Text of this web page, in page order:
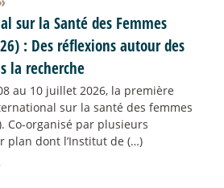
sur la Santé des Femmes
: Des réflexions autour des
la recherche
au 10 juillet 2026, la première
sur la santé des femmes
Co-organisé par plusieurs
plan dont l’Institut de (…)